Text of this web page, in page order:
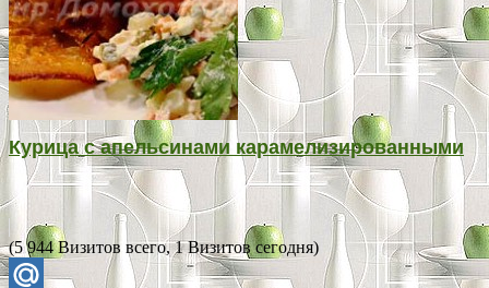
Курица с апельсинами карамелизированными
(5 944 Визитов всего, 1 Визитов сегодня)